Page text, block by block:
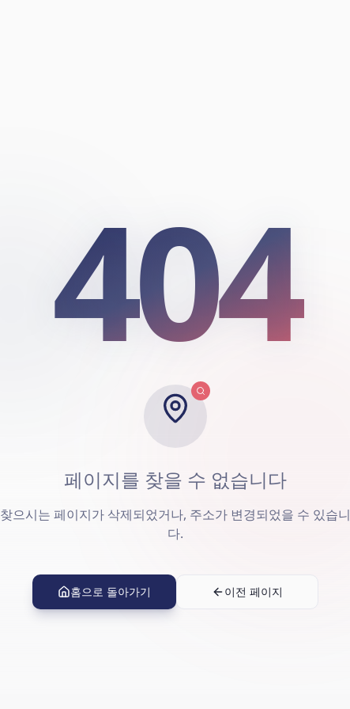
404
404
페이지를 찾을 수 없습니다
찾으시는 페이지가 삭제되었거나, 주소가 변경되었을 수 있습니
다.
홈으로 돌아가기 이전 페이지